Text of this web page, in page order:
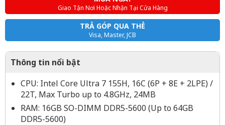
Giao Tận Nơi Hoặc Nhận Tại Cửa Hàng
TRẢ GÓP QUA THẺ
Visa, Master, JCB
Thông tin nổi bật
CPU: Intel Core Ultra 7 155H, 16C (6P + 8E + 2LPE) /
22T, Max Turbo up to 4.8GHz, 24MB
RAM: 16GB SO-DIMM DDR5-5600 (Up to 64GB
DDR5-5600)